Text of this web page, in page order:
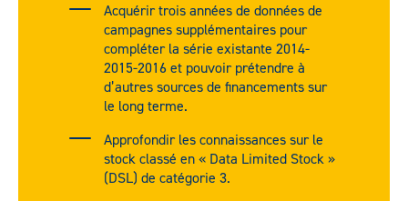
Acquérir trois années de données de
campagnes supplémentaires pour
compléter la série existante 2014-
2015-2016 et pouvoir prétendre à
d’autres sources de financements sur
le long terme.
Approfondir les connaissances sur le
stock classé en « Data Limited Stock »
(DSL) de catégorie 3.